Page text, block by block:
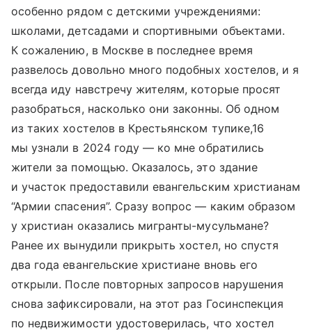
особенно рядом с детскими учреждениями:
школами, детсадами и спортивными объектами.
К сожалению, в Москве в последнее время
развелось довольно много подобных хостелов, и я
всегда иду навстречу жителям, которые просят
разобраться, насколько они законны. Об одном
из таких хостелов в Крестьянском тупике,16
мы узнали в 2024 году — ко мне обратились
жители за помощью. Оказалось, это здание
и участок предоставили евангельским христианам
“Армии спасения”. Сразу вопрос — каким образом
у христиан оказались мигранты-мусульмане?
Ранее их вынудили прикрыть хостел, но спустя
два года евангельские христиане вновь его
открыли. После повторных запросов нарушения
снова зафиксировали, на этот раз Госинспекция
по недвижимости удостоверилась, что хостел